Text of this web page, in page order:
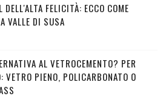
DELL'ALTA FELICITÀ: ECCO COME
VALLE DI SUSA
AL VETROCEMENTO? PER
VETRO PIENO, POLICARBONATO O